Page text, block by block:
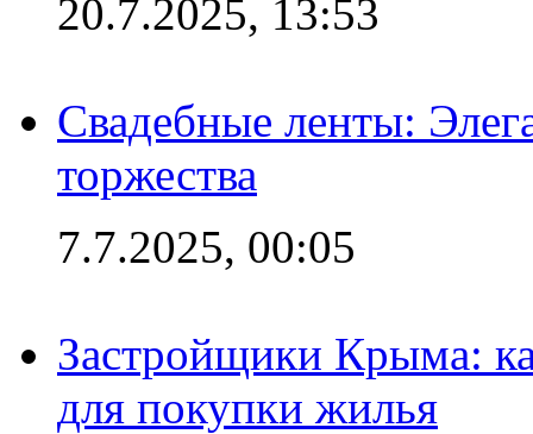
20.7.2025, 13:53
Свадебные ленты:
торжества
7.7.2025, 00:05
Застройщики Крыма:
для покупки жилья